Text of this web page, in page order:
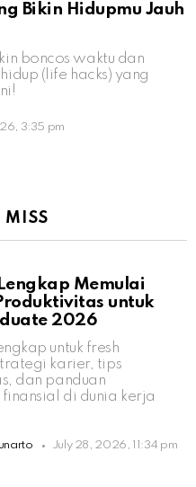
Bikin Hidupmu Jauh
boncos waktu dan
(life hacks) yang
3:35 pm
Memulai
untuk
2026
untuk fresh
karier, tips
dan panduan
di dunia kerja
July 28, 2026, 11:34 pm